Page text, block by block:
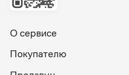
О сервисе
Покупателю